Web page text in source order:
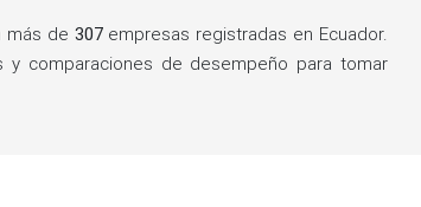
más de 307empresas registradas en Ecuador.
y comparaciones de desempeño para tomar